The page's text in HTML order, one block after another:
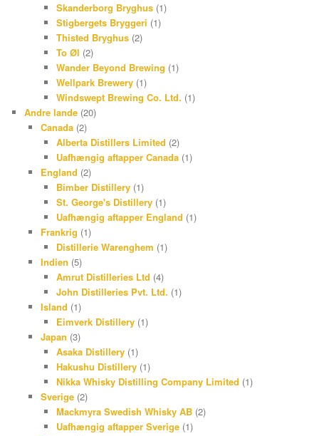
Skanderborg Bryghus (1)
Stigbergets Bryggeri (1)
Thisted Bryghus (2)
To Øl (2)
Wander Beyond Brewing (1)
Wellpark Brewery (1)
Windswept Brewing Co. Ltd. (1)
Andre lande (20)
Canada(2)
Alberta Distillers Limited (2)
Uafhængig aftapper Canada (1)
England (2)
Bimber Distillery (1)
St. George's Distillery (1)
Uafhængig aftapper England (1)
Frankrig (1)
Distillerie Warenghem (1)
Indien (5)
Amrut Distilleries Ltd (4)
John Distilleries Pvt. Ltd. (1)
Island (1)
Eimverk Distillery (1)
Japan (3)
Asaka Distillery (1)
Hakushu Distillery (1)
Nikka Whisky Distilling Company Limited (1)
Sverige(2)
Mackmyra Swedish Whisky AB (2)
Uafhængig aftapper Sverige (1)